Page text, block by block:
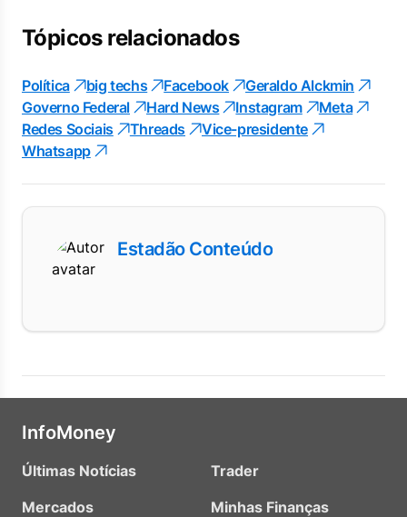
Tópicos relacionados
Política big techs Facebook
Geraldo Alckmin
Governo Federal
Hard News Instagram
Meta
Redes Sociais
Threads
Vice-presidente
Whatsapp
Estadão Conteúdo
InfoMoney
Últimas Notícias
Mercados
Trader
Minhas Finanças